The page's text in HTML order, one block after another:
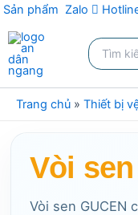
Sản phẩm Zalo
Nhảy
tới
nội
dung
Tìm
kiếm:
kiếm
Trang chủ » Thiết bị
Vòi
Vòi sen GUCEN